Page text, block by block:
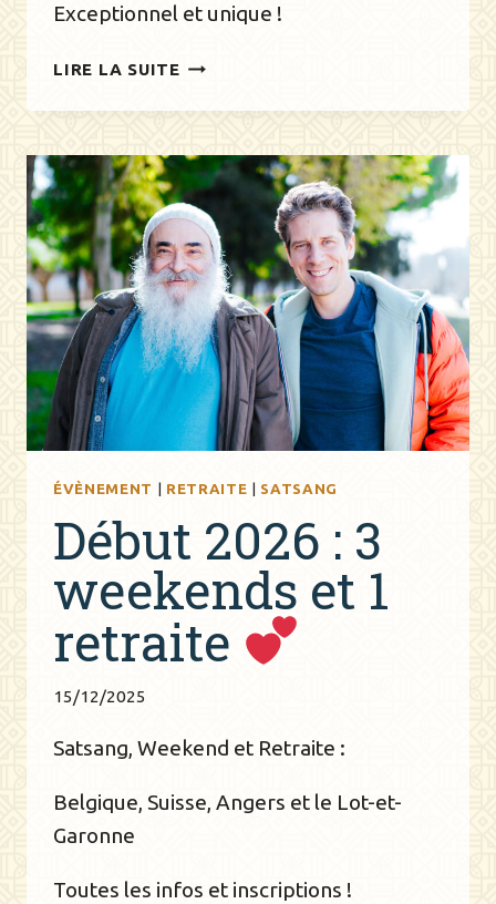
Exceptionnel et unique !
LIRE LA SUITE SURPRISE
VIVEZ
WEEKEND
LE
SATSANG
À
ANGERS
EN
DIRECT
!
ÉVÈNEMENT RETRAITE SATSANG
Début 2026 : 3
weekends et 1
retraite
15/12/2025
Satsang, Weekend et Retraite :
Belgique, Suisse, Angers et le Lot-et-
Garonne
Toutes les infos et inscriptions !